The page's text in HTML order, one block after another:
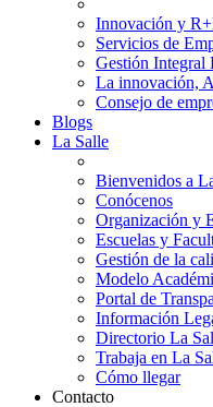
Innovación y
Servicios de
Gestión Integral
La innovación,
Consejo de
Blogs
La Salle
Bienvenidos a
Conócenos
Organización y
Escuelas y
Gestión de la
Modelo
Portal de
Información
Directorio La
Trabaja en La
Cómo llegar
Contacto